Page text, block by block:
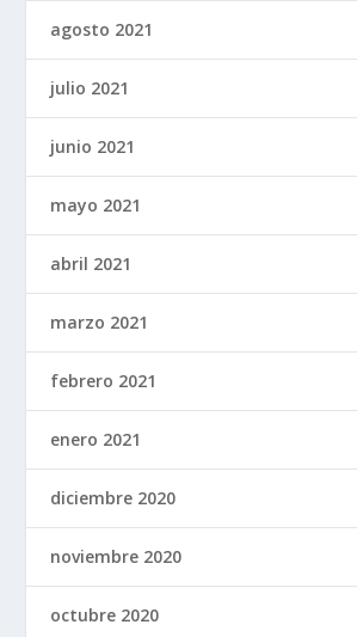
agosto 2021
julio 2021
junio 2021
mayo 2021
abril 2021
marzo 2021
febrero 2021
enero 2021
diciembre 2020
noviembre 2020
octubre 2020